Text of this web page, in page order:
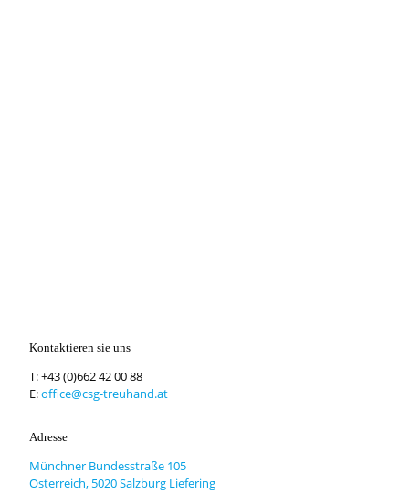
Kontaktieren sie uns
T:+43 (0)662 42 00 88
E:office@csg-treuhand.at
Adresse
Münchner Bundesstraße 105
Österreich, 5020 Salzburg Liefering